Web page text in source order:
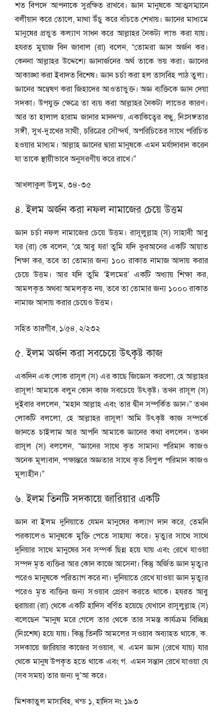
শত বিপদে আপনাকে সুরক্ষিত রাখবে। জ্ঞান মানুষকে আত্মসম্মানে
বলীয়ান করে তোলে, মাথা উঁচু করে বাঁচতে শেখায়। জ্ঞানের মাধ্যমে
মানুষের প্রভুত কল্যাণ সাধন করে আল্লাহর নৈকট্য লাভ করা যায়।
হযরত মুয়াজ বিন জাবাল (রা) বলেন, “তোমরা জ্ঞান অর্জন কর।
কেননা আল্লাহর উদ্দেশ্যে জ্ঞানার্জনের অর্থ তাকে ভয় করা। জ্ঞানের
আকাঙ্খা করা ইবাদত বিশেষ। জ্ঞান চর্চা করা হল তাসবিহ পাঠ তুল্য।
জ্ঞানের অন্বেষণ করা জিহাদের আওতাভুক্ত। অজ্ঞ ব্যক্তিকে জ্ঞান দেয়া
সদকা। উপযুক্ত ক্ষেত্রে তা ব্যয় করা আল্লাহর নৈকট্য লাভের কারণ।
আর তা হালাল হারাম জানার মানদন্ড, একাকিত্বের বন্ধু, নিঃসঙ্গতার
সঙ্গী, সুখ-দুঃখের সাথী, চরিত্রের সৌন্দর্য, অপরিচিতের সাথে পরিচিত
হওয়ার মাধ্যম। আল্লাহ জ্ঞানের দ্বারা মানুষকে এমন মর্যাদাবান করেন
যা তাকে স্থায়ীভাবে অনুসরণীয় করে রাখে।”
আখলাকুল উলুম, ৩৪-৩৫
৪. ইলম অর্জন করা নফল নামাজের চেয়ে উত্তম
জ্ঞান চর্চা নফল নামাজের চেয়ে উত্তম। রাসূলুল্লাহ (স) সাহাবী আবু
যর (রা) কে বলেন, “হে আবু যর! তুমি যদি কুরআনের একটি আয়াত
শিক্ষা কর, তবে তা তোমার জন্য ১০০ রাকাত নামাজ আদায় করার
চেয়ে উত্তম। আর যদি তুমি ‘ইলমের’ একটি অধ্যায় শিক্ষা কর,
আমলকৃত অথবা আমলকৃত নয়, তবে তা তোমার জন্য ১০০০ রাকাত
নামাজ আদায় করার চেয়েও উত্তম।
সহিত তারগীব, ১/৫৪, ২/২৩২
৫. ইলম অর্জন করা সবচেয়ে উৎকৃষ্ট কাজ
একদিন এক লোক রাসূল (স) এর কাছে জিজ্ঞেস করলো, হে আল্লাহর
রাসূল! আমাকে বলুন কোন কাজ সবচেয়ে উৎকৃষ্ট। তখন রাসূল (স)
দুইবার বললেন, “মহান আল্লাহ এবং তার দ্বীন সম্পর্কিত জ্ঞান।” তখন
লোকটি বললো, হে আল্লাহর রাসূল! আমি উৎকৃষ্ট কাজ সম্পর্কে
জানতে চাইলাম আর আপনি আমাকে জ্ঞানের কথা বললেন। তখন
রাসূল (স) বললেন, “জ্ঞানের সাথে কৃত সামান্য পরিমান কাজও
অনেক মূল্যবান, পক্ষান্তরে অজ্ঞতার সাথে কৃত বিপুল পরিমান কাজও
মূল্যহীন।”
৬. ইলম তিনটি সদকায়ে জারিয়ার একটি
জ্ঞান বা ইলম দুনিয়াতে যেমন মানুষের কল্যাণ দান করে, তেমনি
পরকালেও মানুষকে মুক্তি পেতে সাহায্য করে। মৃত্যুর সাথে সাথে
দুনিয়ার সাথে মানুষের সব সম্পর্ক ছিন্ন হয়ে যায় এবং রেখে যাওয়া
সম্পদ মৃত ব্যক্তির আর কোন কাজে আসেনা। কিন্তু অর্জিত জ্ঞান মৃত্যুর
পরেও মানুষকে পরিত্যাগ করে না। দুনিয়াতে রেখে যাওয়া জ্ঞান মৃত্যুর
পরেও মৃত ব্যক্তির জন্য সওয়াব প্রেরণ করতে থাকে। হযরত আবু
হুরায়রা (রা) থেকে একটি হাদিস বর্ণিত হয়েছে যেখানে রাসূলুল্লাহ (স)
বলেছেন “মানুষ মরে গেলে তার থেকে তার সমস্ত কার্যক্রম বিচ্ছিন্ন
(নিঃশেষ) হয়ে যায়। কিন্তু তিনটি আমলের সওয়াব অব্যাহত থাকে, ক.
সদকায়ে জারিয়ার কাজের সওয়াব, খ. এমন জ্ঞান (রেখে যায়) যার
থেকে মানুষ উপকৃত হতে থাকে এবং গ. এমন সন্তান রেখে যাওয়া যে
(সব সময়) তার জন্য দু’আ করে।
মিশকাতুল মাসাবিহ, খন্ড ১, হাদিস নং ১৯৩